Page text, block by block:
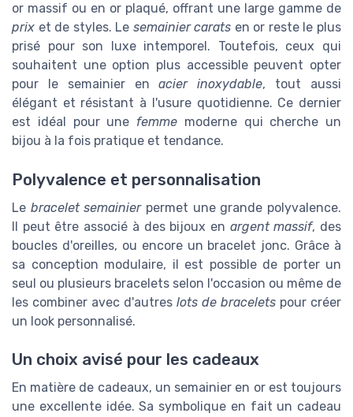
or massif ou en or plaqué, offrant une large gamme de
prix et de styles. Le semainier carats en or reste le plus
prisé pour son luxe intemporel. Toutefois, ceux qui
souhaitent une option plus accessible peuvent opter
pour le semainier enacier inoxydable, tout aussi
élégant et résistant à l'usure quotidienne. Ce dernier
est idéal pour une femme moderne qui cherche un
bijou à la fois pratique et tendance.
Polyvalence et personnalisation
Le bracelet semainierpermet une grande polyvalence.
Il peut être associé à des bijoux en argent massif, des
boucles d'oreilles, ou encore un bracelet jonc. Grâce à
sa conception modulaire, il est possible de porter un
seul ou plusieurs bracelets selon l'occasion ou même de
les combiner avec d'autres lots de bracelets pour créer
un look personnalisé.
Un choix avisé pour les cadeaux
En matière de cadeaux, un semainier en or est toujours
une excellente idée. Sa symbolique en fait un cadeau